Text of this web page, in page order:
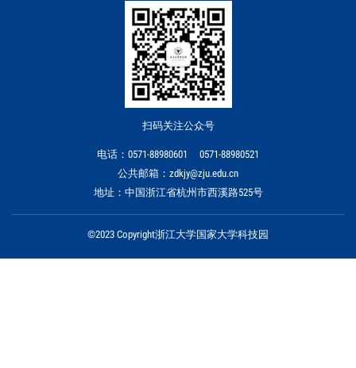
扫码关注公众号
电话：0571-88980601 0571-88980521
公共邮箱：zdkjy@zju.edu.cn
地址：中国浙江省杭州市西溪路525号
©2023 Copyright浙江大学国家大学科技园